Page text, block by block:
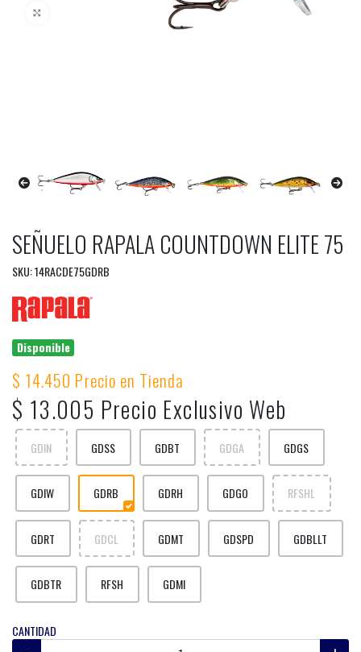
SEÑUELO RAPALA COUNTDOWN ELITE 75
SKU: 14RACDE75GDRB
Disponible
$ 14.450 Precio en Tienda
$ 13.005 Precio Exclusivo Web
GDIN GDSS GDBT GDGA GDGS
GDIW GDRB GDRH GDGO RFSHL
GDRT GDCL GDMT GDSPD GDBLLT
GDBTR RFSH GDMI
CANTIDAD